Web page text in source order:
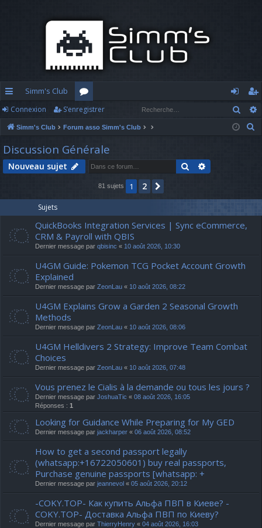
cc
ès
ra
pi
Simm's Club
or
u
m
o
n
’e
nr
Connexion S’enregistrer
Simm's Club Forum asso Simm's Club
h
Discussion Générale
Nouveau sujet Rechercher
81 sujets 1 2
Sujets
QuickBooks Integration Services | Sync eCommerce,
CRM & Payroll with QBIS
Dernier message par qbisinc « 10 août 2026, 10:30
U4GM Guide: Pokemon TCG Pocket Account Growth
Explained
Dernier message par ZeonLau « 10 août 2026, 08:22
U4GM Explains Grow a Garden 2 Seasonal Growth
Methods
Dernier message par ZeonLau « 10 août 2026, 08:06
U4GM Helldivers 2 Strategy: Improve Team Combat
Choices
Dernier message par ZeonLau « 10 août 2026, 07:48
Vous prenez le Cialis à la demande ou tous les jours ?
Dernier message par JoshuaTic « 08 août 2026, 16:05
Réponses : 1
Looking for Guidance While Preparing for My GED
Dernier message par jackharper « 06 août 2026, 08:52
How to get a second passport legally
(whatsapp:+16722050601) buy real passports,
Purchase genuine passports [whatsapp: +
Dernier message par jeannevol « 05 août 2026, 20:12
-COKY.TOP- Как купить Альфа ПВП в Киеве? -
COKY.TOP- Доставка Альфа ПВП по Киеву?
Dernier message par ThierryHenry « 04 août 2026, 16:03